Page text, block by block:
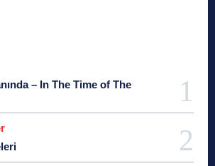
– In The Time of The